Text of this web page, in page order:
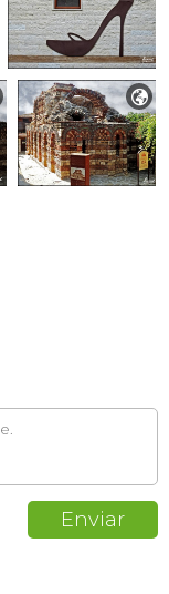
